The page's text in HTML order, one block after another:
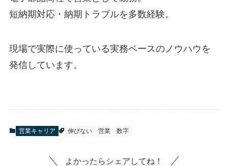
短納期対応・納期トラブルを多数経験。
現場で実際に使っている実務ベースのノウハウを
発信しています。
営業キャリア 伸びない 営業 数字
よかったらシェアしてね！